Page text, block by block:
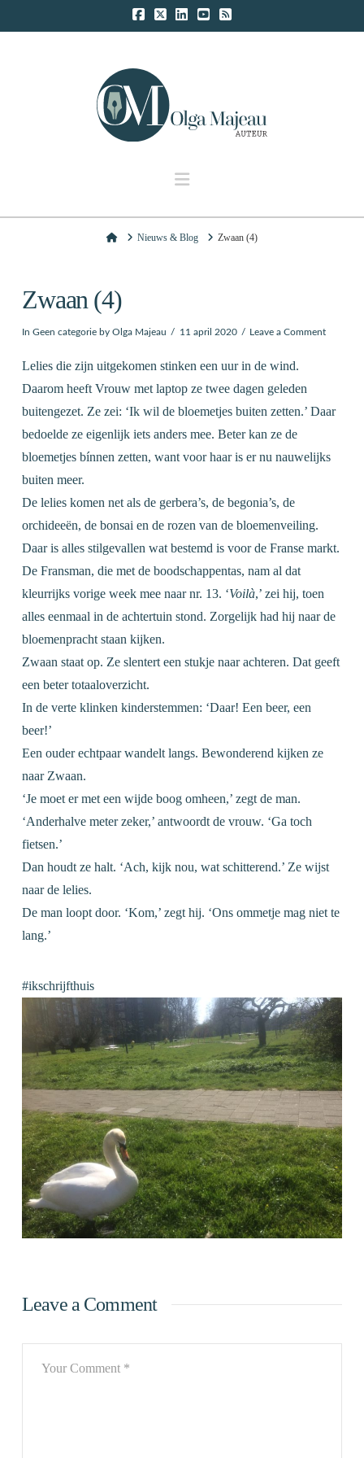
Navigation
HomeNieuws & Blog Zwaan (4)
Zwaan (4)
In Geen categorieby Olga Majeau 11 april 2020 Leave a Comment
Lelies die zijn uitgekomen stinken een uur in de wind.
Daarom heeft Vrouw met laptop ze twee dagen geleden
buitengezet. Ze zei: ‘Ik wil de bloemetjes buiten zetten.’ Daar
bedoelde ze eigenlijk iets anders mee. Beter kan ze de
bloemetjes bínnen zetten, want voor haar is er nu nauwelijks
buiten meer.
De lelies komen net als de gerbera’s, de begonia’s, de
orchideeën, de bonsai en de rozen van de bloemenveiling.
Daar is alles stilgevallen wat bestemd is voor de Franse markt.
De Fransman, die met de boodschappentas, nam al dat
kleurrijks vorige week mee naar nr. 13. ‘Voilà,’ zei hij, toen
alles eenmaal in de achtertuin stond. Zorgelijk had hij naar de
bloemenpracht staan kijken.
Zwaan staat op. Ze slentert een stukje naar achteren. Dat geeft
een beter totaaloverzicht.
In de verte klinken kinderstemmen: ‘Daar! Een beer, een
beer!’
Een ouder echtpaar wandelt langs. Bewonderend kijken ze
naar Zwaan.
‘Je moet er met een wijde boog omheen,’ zegt de man.
‘Anderhalve meter zeker,’ antwoordt de vrouw. ‘Ga toch
fietsen.’
Dan houdt ze halt. ‘Ach, kijk nou, wat schitterend.’ Ze wijst
naar de lelies.
De man loopt door. ‘Kom,’ zegt hij. ‘Ons ommetje mag niet te
lang.’
#ikschrijfthuis
Leave a Comment